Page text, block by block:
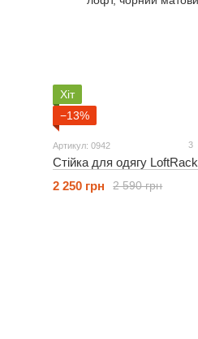
Хіт
−13%
Артикул: 0942 3
Стійка для одягу LoftRack
2 590 грн
2 250 грн